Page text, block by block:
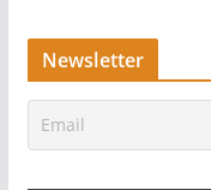
Newsletter